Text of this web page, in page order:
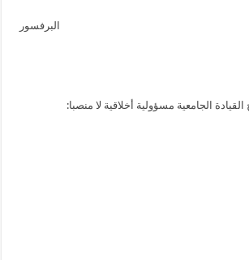
البرفسور
الجامعية مسؤولية أخلاقية لا منصبا: